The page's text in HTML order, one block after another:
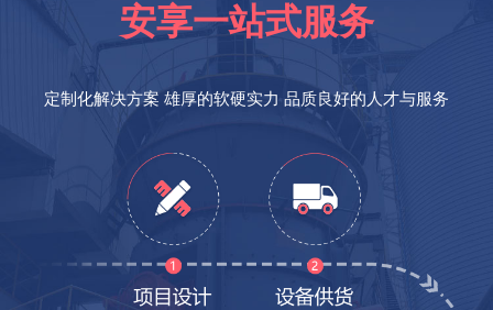
安享一站式服务
定制化解决方案 雄厚的软硬实力 品质良好的人才与服务